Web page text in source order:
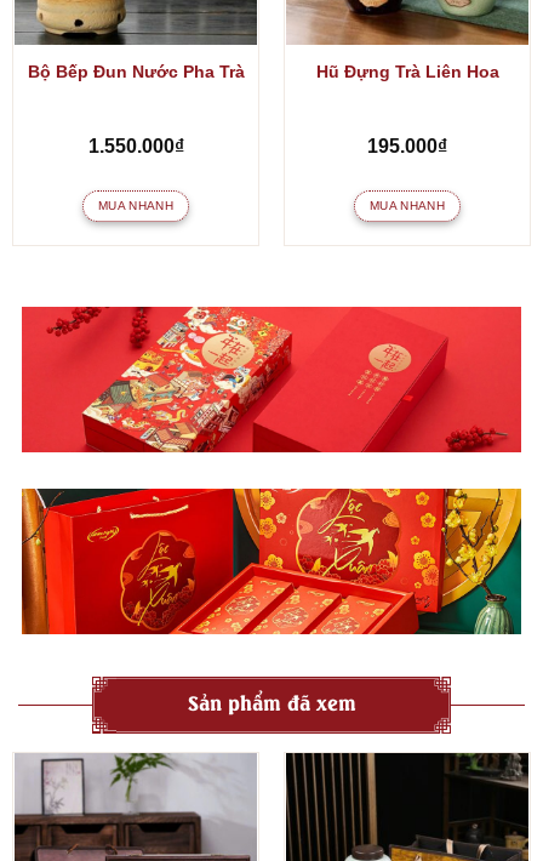
Bộ Bếp Đun Nước Pha Trà
1.550.000₫
MUA NHANH
Hũ Đựng Trà Liên Hoa
195.000₫
MUA NHANH
Sản phẩm đã xem